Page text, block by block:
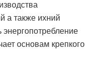
а также ихний
энергопотребление
основам крепкого